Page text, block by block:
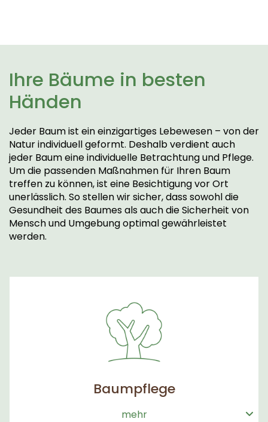
Ihre Bäume in besten
Händen
Jeder Baum ist ein einzigartiges Lebewesen – von der
Natur individuell geformt. Deshalb verdient auch
jeder Baum eine individuelle Betrachtung und Pflege.
Um die passenden Maßnahmen für Ihren Baum
treffen zu können, ist eine Besichtigung vor Ort
unerlässlich. So stellen wir sicher, dass sowohl die
Gesundheit des Baumes als auch die Sicherheit von
Mensch und Umgebung optimal gewährleistet
werden.
Baumpflege
mehr